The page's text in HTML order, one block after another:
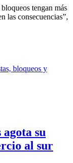
tengan más
las consecuencias”,
su
al sur